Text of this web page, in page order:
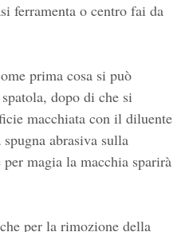
ferramenta o centro fai da
prima cosa si può
dopo di che si
macchiata con il diluente
abrasiva sulla
magia la macchia sparirà
per la rimozione della